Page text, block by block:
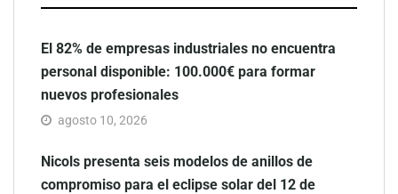
El 82% de empresas industriales no encuentra
personal disponible: 100.000€ para formar
nuevos profesionales
agosto 10, 2026
Nicols presenta seis modelos de anillos de
compromiso para el eclipse solar del 12 de